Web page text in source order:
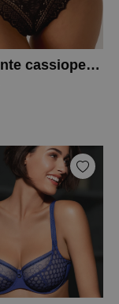
Empreinte cassiopee string